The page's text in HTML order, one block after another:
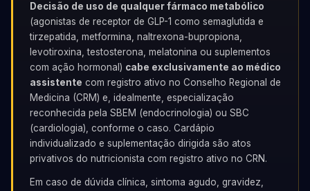
Decisão de uso de qualquer fármaco metabólico
(agonistas de receptor de GLP-1 como semaglutida e
tirzepatida, metformina, naltrexona-bupropiona,
levotiroxina, testosterona, melatonina ou suplementos
com ação hormonal) cabe exclusivamente ao médico
assistente com registro ativo no Conselho Regional de
Medicina (CRM) e, idealmente, especialização
reconhecida pela SBEM (endocrinologia) ou SBC
(cardiologia), conforme o caso. Cardápio
individualizado e suplementação dirigida são atos
privativos do nutricionista com registro ativo no CRN.
Em caso de dúvida clínica, sintoma agudo, gravidez,